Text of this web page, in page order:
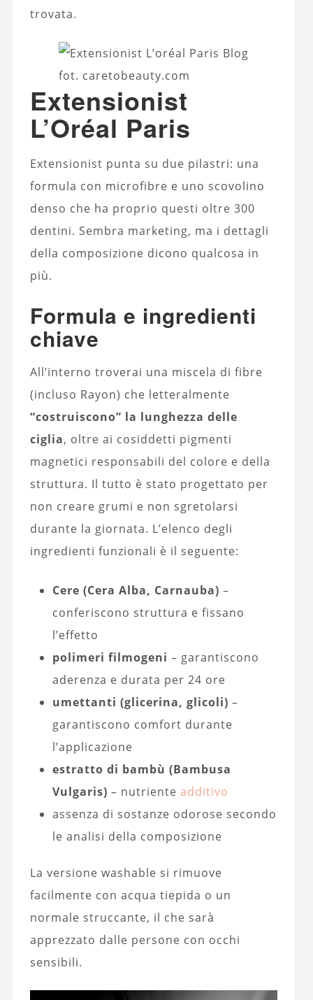
trovata.
fot. caretobeauty.com
Extensionist
L’Oréal Paris
Extensionist punta su due pilastri: una
formula con microfibre e uno scovolino
denso che ha proprio questi oltre 300
dentini. Sembra marketing, ma i dettagli
della composizione dicono qualcosa in
più.
Formula e ingredienti
chiave
All’interno troverai una miscela di fibre
(incluso Rayon) che letteralmente
“costruiscono” la lunghezza delle
ciglia, oltre ai cosiddetti pigmenti
magnetici responsabili del colore e della
struttura. Il tutto è stato progettato per
non creare grumi e non sgretolarsi
durante la giornata. L’elenco degli
ingredienti funzionali è il seguente:
Cere (Cera Alba, Carnauba) –
conferiscono struttura e fissano
l’effetto
polimeri filmogeni – garantiscono
aderenza e durata per 24 ore
umettanti (glicerina, glicoli) –
garantiscono comfort durante
l’applicazione
estratto di bambù (Bambusa
Vulgaris) – nutriente additivo
assenza di sostanze odorose secondo
le analisi della composizione
La versione washable si rimuove
facilmente con acqua tiepida o un
normale struccante, il che sarà
apprezzato dalle persone con occhi
sensibili.